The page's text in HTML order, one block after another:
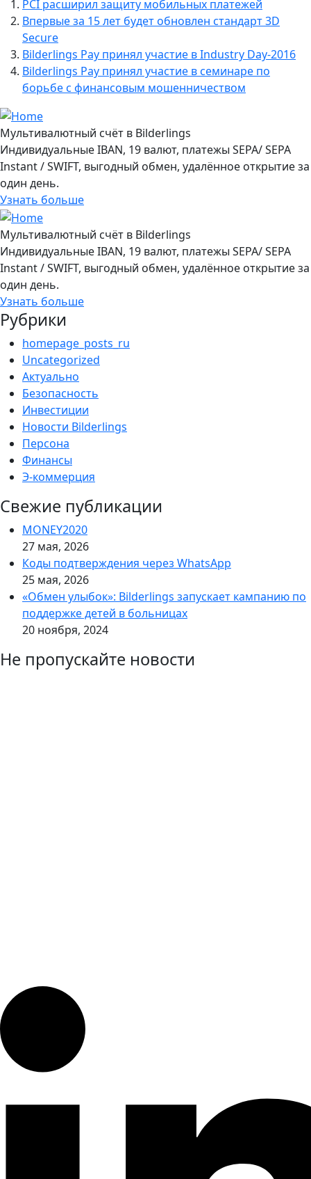
PCI расширил защиту мобильных платежей
Впервые за 15 лет будет обновлен стандарт 3D
Secure
Bilderlings Pay принял участие в Industry Day-2016
Bilderlings Pay принял участие в семинаре по
борьбе с финансовым мошенничеством
Мультивалютный счёт в Bilderlings
Индивидуальные IBAN, 19 валют, платежы SEPA/ SEPA
Instant / SWIFT, выгодный обмен, удалённое открытие за
один день.
Узнать больше
Мультивалютный счёт в Bilderlings
Индивидуальные IBAN, 19 валют, платежы SEPA/ SEPA
Instant / SWIFT, выгодный обмен, удалённое открытие за
один день.
Узнать больше
Рубрики
homepage_posts_ru
Uncategorized
Актуально
Безопасность
Инвестиции
Новости Bilderlings
Персона
Финансы
Э-коммерция
Свежие публикации
MONEY2020
27 мая, 2026
Коды подтверждения через WhatsApp
25 мая, 2026
«Обмен улыбок»: Bilderlings запускает кампанию по
поддержке детей в больницах
20 ноября, 2024
Не пропускайте новости